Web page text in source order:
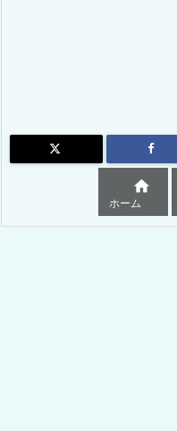

ホーム